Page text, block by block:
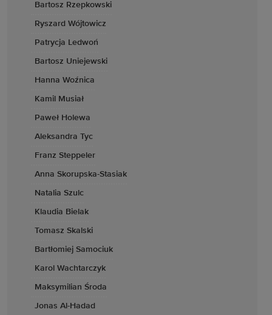
Bartosz Rzepkowski
Ryszard Wójtowicz
Patrycja Ledwoń
Bartosz Uniejewski
Hanna Woźnica
Kamil Musiał
Paweł Holewa
Aleksandra Tyc
Franz Steppeler
Anna Skorupska-Stasiak
Natalia Szulc
Klaudia Bielak
Tomasz Skalski
Bartłomiej Samociuk
Karol Wachtarczyk
Maksymilian Środa
Jonas Al-Hadad